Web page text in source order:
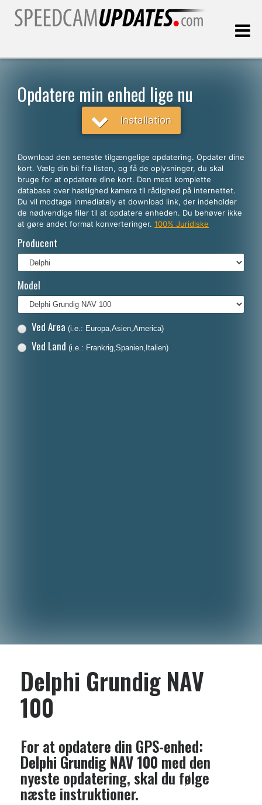
Dansk
English
Español
Deutsch
Italiano
Nederlands
Opdatere min enhed lige nu
Installation
Download den seneste tilgængelige opdatering. Opdater dine
kort. Vælg din bil fra listen, og få de oplysninger, du skal
bruge for at opdatere dine kort. Den mest komplette
database over hastighed kamera til rådighed på internettet.
Du vil modtage inmediately et download link, der indeholder
de nødvendige filer til at opdatere enheden. Du behøver ikke
at gøre andet format konverteringer. 100% Juridiske
Producent
Model
Ved Area (i.e.: Europa,Asien,America)
Ved Land (i.e.: Frankrig,Spanien,Italien)
Delphi Grundig NAV
100
For at opdatere din GPS-enhed:
Delphi Grundig NAV 100 med den
nyeste opdatering, skal du følge
næste instruktioner.